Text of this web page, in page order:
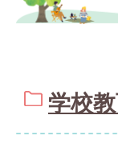
学校